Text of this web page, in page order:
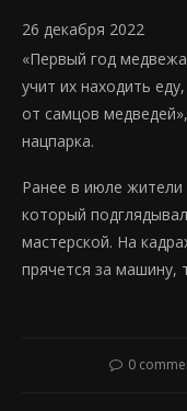
26 декабря 2022
«Первый год
учит их находить
от самцов
нацпарка.
Ранее в июле
который
мастерской. На
прячется за машину,
0